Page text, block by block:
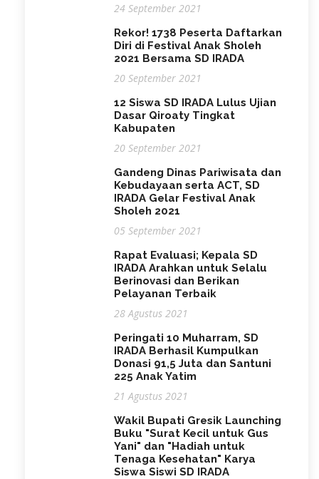
24 September 2021
Rekor! 1738 Peserta Daftarkan
Diri di Festival Anak Sholeh
2021 Bersama SD IRADA
20 September 2021
12 Siswa SD IRADA Lulus Ujian
Dasar Qiroaty Tingkat
Kabupaten
20 September 2021
Gandeng Dinas Pariwisata dan
Kebudayaan serta ACT, SD
IRADA Gelar Festival Anak
Sholeh 2021
05 September 2021
Rapat Evaluasi; Kepala SD
IRADA Arahkan untuk Selalu
Berinovasi dan Berikan
Pelayanan Terbaik
28 Agustus 2021
Peringati 10 Muharram, SD
IRADA Berhasil Kumpulkan
Donasi 91,5 Juta dan Santuni
225 Anak Yatim
21 Agustus 2021
Wakil Bupati Gresik Launching
Buku "Surat Kecil untuk Gus
Yani" dan "Hadiah untuk
Tenaga Kesehatan" Karya
Siswa Siswi SD IRADA